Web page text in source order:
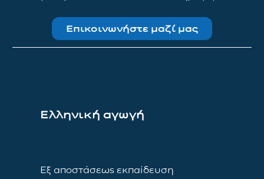
Επικοινωνήστε μαζί μας
Ελληνική αγωγή
Εξ αποστάσεως εκπαίδευση